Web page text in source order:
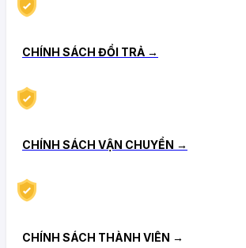
CHÍNH SÁCH ĐỔI TRẢ →
CHÍNH SÁCH VẬN CHUYỂN →
CHÍNH SÁCH THÀNH VIÊN →